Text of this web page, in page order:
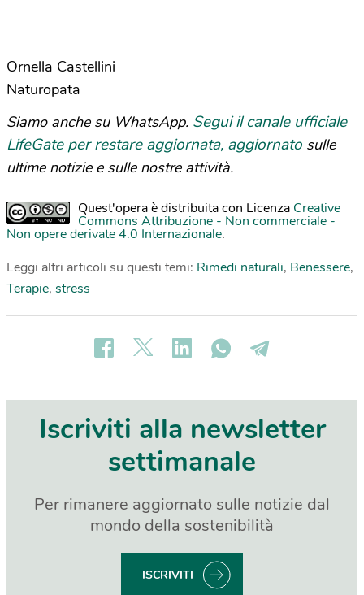
Ornella Castellini
Naturopata
Siamo anche su WhatsApp. Segui il canale ufficiale
LifeGate per restare aggiornata, aggiornato sulle
ultime notizie e sulle nostre attività.
Quest'opera è distribuita con Licenza Creative
Commons Attribuzione - Non commerciale -
Non opere derivate 4.0 Internazionale.
Leggi altri articoli su questi temi: Rimedi naturali, Benessere,
Terapie, stress
Iscriviti alla newsletter
settimanale
Per rimanere aggiornato sulle notizie dal
mondo della sostenibilità
ISCRIVITI